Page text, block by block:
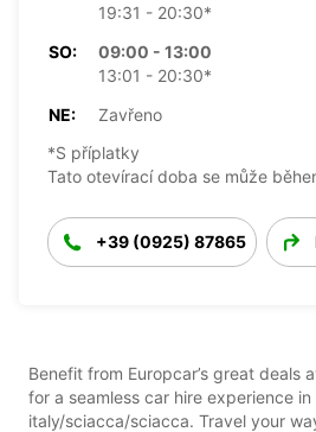
19:31 - 20:30*
SO:
09:00 - 13:00
13:01 - 20:30*
NE:
Zavřeno
*S příplatky
Tato otevírací doba se může
+39 (0925) 87865
Benefit from Europcar’s great deals
for a seamless car hire experience
italy/sciacca/sciacca. Travel your